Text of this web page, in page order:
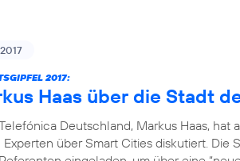
2017:
Haas über die Stadt
Deutschland, Markus Haas, hat
über Smart Cities diskutiert. Die